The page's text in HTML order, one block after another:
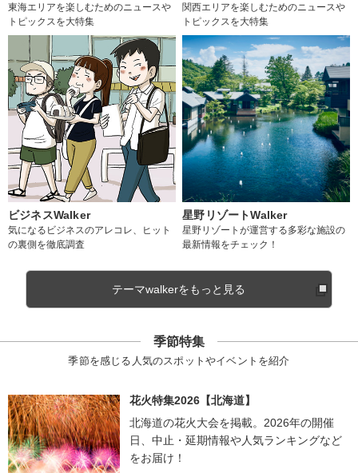
東海エリアを楽しむためのニュースや
トピックスを大特集
関西エリアを楽しむためのニュースや
トピックスを大特集
ビジネスWalker
気になるビジネスのアレコレ、ヒット
の裏側を徹底調査
星野リゾートWalker
星野リゾートが運営する多彩な施設の
最新情報をチェック！
テーマwalkerをもっと見る
季節特集
季節を感じる人気のスポットやイベントを紹介
花火特集2026【北海道】
北海道の花火大会を掲載。2026年の開催
日、中止・延期情報や人気ランキングなど
をお届け！